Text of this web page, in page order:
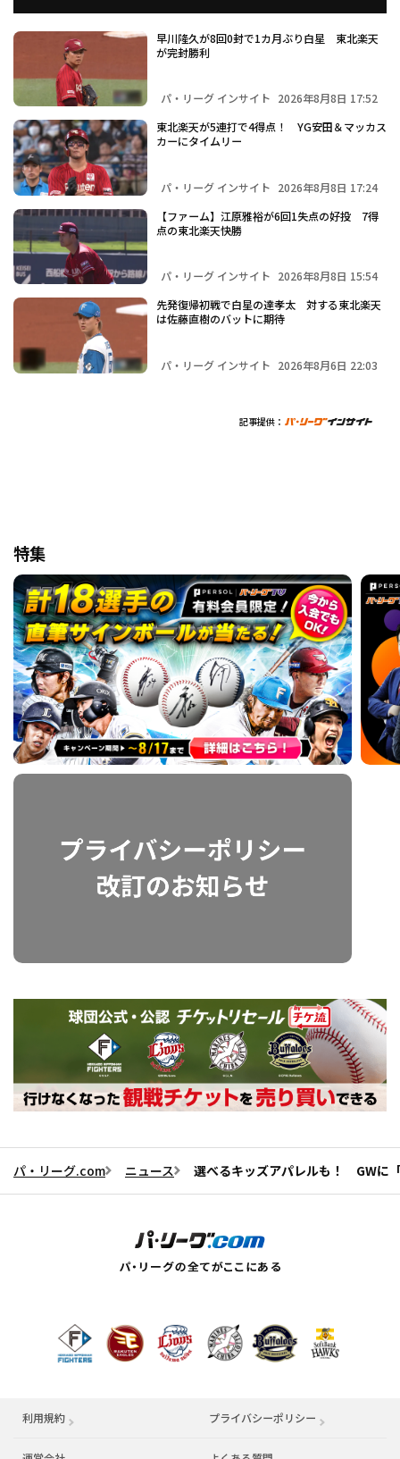
早川隆久が8回0封で1カ月ぶり白星 東北楽天
が完封勝利
パ・リーグ インサイト 2026年8月8日 17:52
東北楽天が5連打で4得点！ YG安田＆マッカス
カーにタイムリー
パ・リーグ インサイト 2026年8月8日 17:24
【ファーム】江原雅裕が6回1失点の好投 7得
点の東北楽天快勝
パ・リーグ インサイト 2026年8月8日 15:54
先発復帰初戦で白星の達孝太 対する東北楽天
は佐藤直樹のバットに期待
パ・リーグ インサイト 2026年8月6日 22:03
記事提供：
特集
パ・リーグ.com ニュース 選べるキッズアパレルも！ GWに
利用規約 プライバシーポリシー